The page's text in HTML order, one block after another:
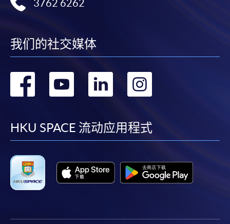
3762 6262
我们的社交媒体
转
facebook
转
youtube
转
linkedin
转
HKU SPACE 流动应用程式